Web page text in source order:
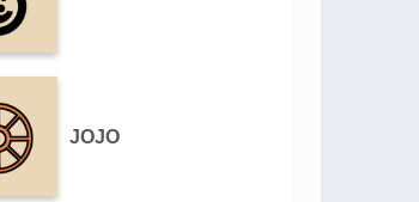
JOJO